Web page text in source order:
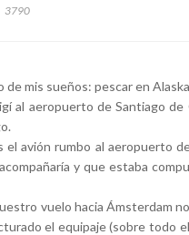
3790
de mis sueños: pescar en
al aeropuerto de Santiago de
el avión rumbo al aeropuerto
y que estaba
vuelo hacia Ámsterdam
el equipaje (sobre todo